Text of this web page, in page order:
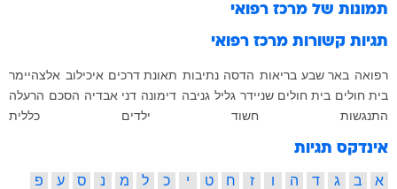
תמונות של מרכז רפואי
תגיות קשורות מרכז רפואי
רפואה באר שבע בריאות הדסה נתיבות תאונת דרכים איכילוב אלצהיימר
בית חולים בית חולים שניידר גליל גניבה דימונה דני אבדיה הסכם הרעלה
התנגשות
חשוד ילדים כללית
אינדקס תגיות
א ב ג ד ה ו ז ח ט י כ ל מ נ ס ע
פ